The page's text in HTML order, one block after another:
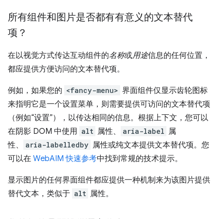
所有组件和图片是否都有有意义的文本替代
项？
在以视觉方式传达互动组件的名称或用途信息的任何位置，
都应提供方便访问的文本替代项。
例如，如果您的 <fancy-menu> 界面组件仅显示齿轮图标
来指明它是一个设置菜单，则需要提供可访问的文本替代项
（例如“设置”），以传达相同的信息。根据上下文，您可以
在阴影 DOM 中使用 alt 属性、 aria-label 属
性、
aria-labelledby 属性或纯文本提供文本替代项。您
可以在 WebAIM 快速参考中找到常规的技术提示。
显示图片的任何界面组件都应提供一种机制来为该图片提供
替代文本，类似于 alt 属性。